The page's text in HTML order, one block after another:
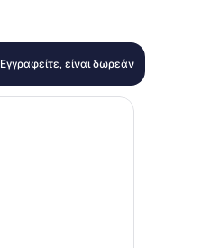
Εγγραφείτε, είναι δωρεάν